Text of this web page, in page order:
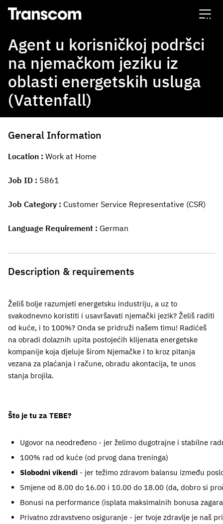
Transcom
Agent u korisničkoj podršci
na njemačkom jeziku iz
oblasti energetskih usluga
(Vattenfall)
General Information
Location Work at Home
Job ID 5861
Job Category Customer Service Representative (CSR)
Language Requirement German
Description & requirements
Želiš bolje razumjeti energetsku industriju, a uz to
svakodnevno koristiti i usavršavati njemački jezik? Želiš raditi
od kuće, i to 100%? Onda se pridruži našem timu! Radićeš
na obradi dolaznih upita postojećih klijenata energetske
kompanije koja djeluje širom Njemačke i to kroz pitanja
vezana za plaćanja i račune, obradu akontacija, te unos
stanja brojila.
Što je tu za TEBE?
Ugovor na neodređeno - jer želimo dugotrajne i stabilne
100% rad od kuće (od prvog dana treninga)
Slobodni vikendi - jer težimo zdravom balansu između
Smjene od 8.00 do 16.00 i 10.00 do 18.00 (da, dobro si
Bonusi na performance (isplata maksimalnih bonusa
Privatno zdravstveno osiguranje - jer tvoje zdravlje je naš